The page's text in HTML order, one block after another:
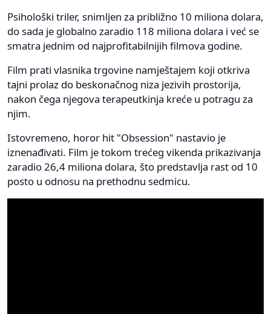
Psihološki triler, snimljen za približno 10 miliona dolara,
do sada je globalno zaradio 118 miliona dolara i već se
smatra jednim od najprofitabilnijih filmova godine.
Film prati vlasnika trgovine namještajem koji otkriva
tajni prolaz do beskonačnog niza jezivih prostorija,
nakon čega njegova terapeutkinja kreće u potragu za
njim.
Istovremeno, horor hit "Obsession" nastavio je
iznenađivati. Film je tokom trećeg vikenda prikazivanja
zaradio 26,4 miliona dolara, što predstavlja rast od 10
posto u odnosu na prethodnu sedmicu.